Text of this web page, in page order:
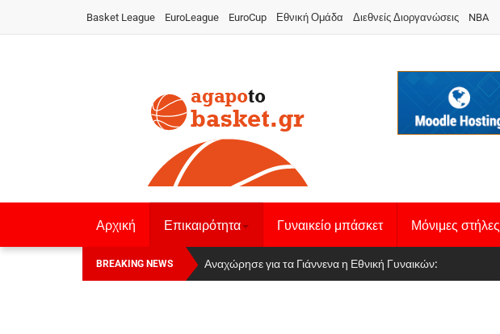
Basket League EuroLeague EuroCup Εθνική Ομάδα Διεθνείς Διοργανώσεις NBA
Αρχική Επικαιρότητα Γυναικείο μπάσκετ Μόνιμες στήλες
BREAKING NEWS Οι Πάνθηρες Καβάλας στην Women Basketball League 1
Αναχώρησε για τα Γιάννενα η Εθνική Γυναικών: